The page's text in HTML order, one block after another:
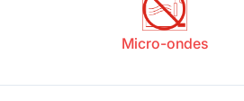
Micro-ondes